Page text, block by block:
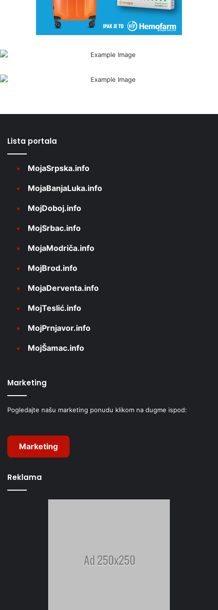
Lista portala
MojaSrpska.info
MojaBanjaLuka.info
MojDoboj.info
MojSrbac.info
MojaModriča.info
MojBrod.info
MojaDerventa.info
MojTeslić.info
MojPrnjavor.info
MojŠamac.info
Marketing
Pogledajte našu marketing ponudu klikom na dugme ispod:
Marketing
Reklama